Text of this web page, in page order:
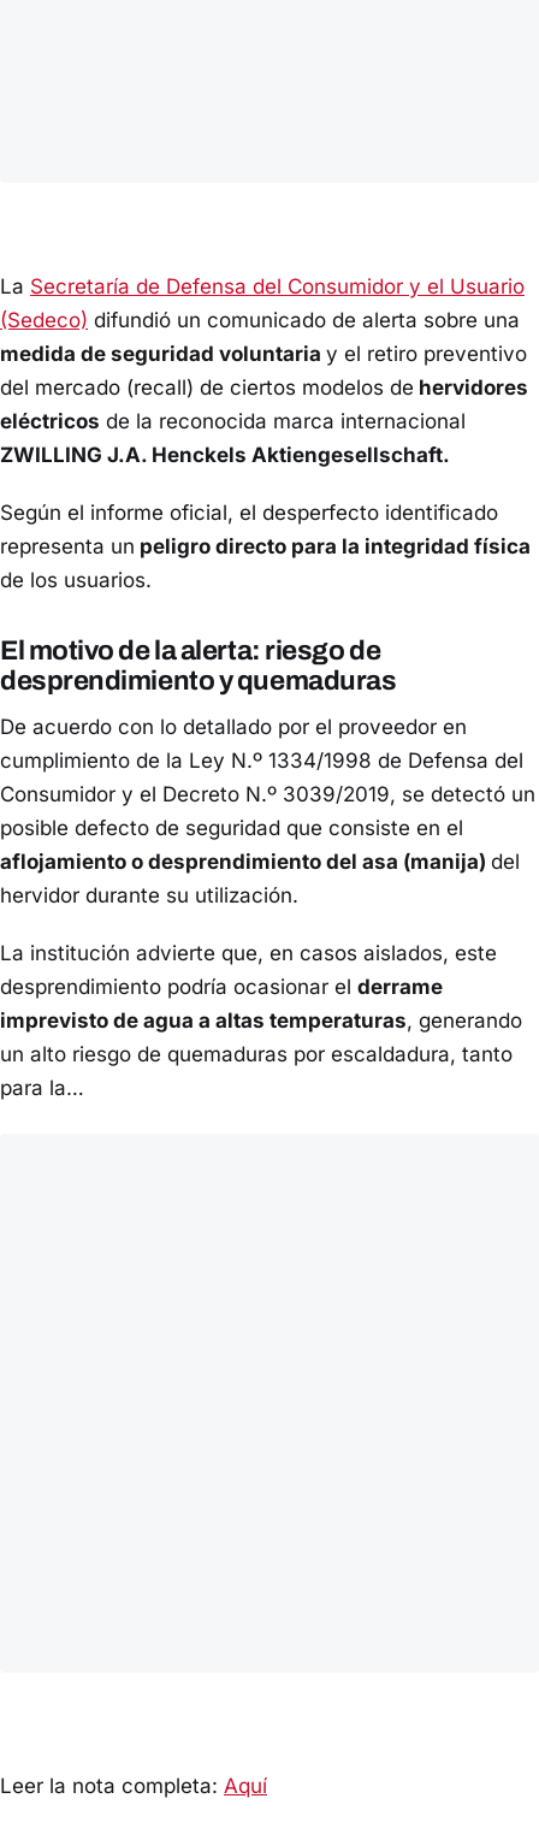
La Secretaría de Defensa del Consumidor y el Usuario
(Sedeco) difundió un comunicado de alerta sobre una
medida de seguridad voluntaria y el retiro preventivo
del mercado (recall) de ciertos modelos de hervidores
eléctricos de la reconocida marca internacional
ZWILLING J.A. Henckels Aktiengesellschaft.
Según el informe oficial, el desperfecto identificado
representa un peligro directo para la integridad física
de los usuarios.
El motivo de la alerta: riesgo de
desprendimiento y quemaduras
De acuerdo con lo detallado por el proveedor en
cumplimiento de la Ley N.º 1334/1998 de Defensa del
Consumidor y el Decreto N.º 3039/2019, se detectó un
posible defecto de seguridad que consiste en el
aflojamiento o desprendimiento del asa (manija) del
hervidor durante su utilización.
La institución advierte que, en casos aislados, este
desprendimiento podría ocasionar el derrame
imprevisto de agua a altas temperaturas, generando
un alto riesgo de quemaduras por escaldadura, tanto
para la…
Leer la nota completa: Aquí